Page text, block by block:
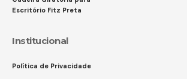
Escritório Fitz Preta
Institucional
Política de Privacidade